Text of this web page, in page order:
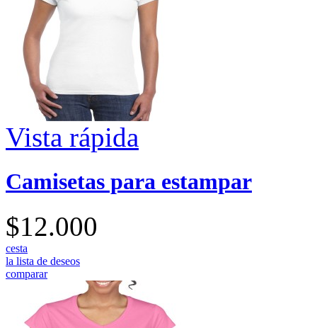
Vista rápida
Camisetas para estampar
$12.000
cesta
la lista de deseos
comparar